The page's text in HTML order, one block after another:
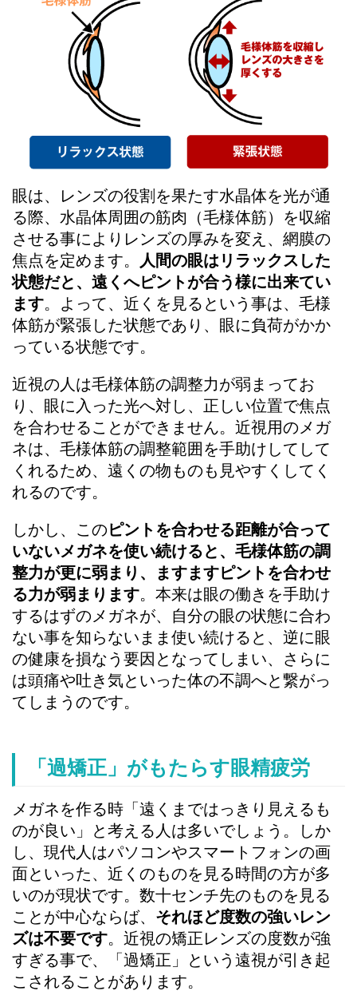
眼は、レンズの役割を果たす水晶体を光が通
る際、水晶体周囲の筋肉（毛様体筋）を収縮
させる事によりレンズの厚みを変え、網膜の
焦点を定めます。
人間の眼はリラックスした
状態だと、遠くへピントが合う様に出来てい
ます。よって、近くを見るという事は、毛様
体筋が緊張した状態であり、眼に負荷がかか
っている状態です。
近視の人は毛様体筋の調整力が弱まってお
り、眼に入った光へ対し、正しい位置で焦点
を合わせることができません。近視用のメガ
ネは、毛様体筋の調整範囲を手助けしてして
くれるため、遠くの物ものも見やすくしてく
れるのです。
しかし、このピントを合わせる距離が合って
いないメガネを使い続けると、毛様体筋の調
整力が更に弱まり、ますますピントを合わせ
る力が弱まります。本来は眼の働きを手助け
するはずのメガネが、自分の眼の状態に合わ
ない事を知らないまま使い続けると、逆に眼
の健康を損なう要因となってしまい、さらに
は頭痛や吐き気といった体の不調へと繋がっ
てしまうのです。
「過矯正」がもたらす眼精疲労
メガネを作る時「遠くまではっきり見えるも
のが良い」と考える人は多いでしょう。しか
し、現代人はパソコンやスマートフォンの画
面といった、近くのものを見る時間の方が多
いのが現状です。数十センチ先のものを見る
ことが中心ならば、 それほど度数の強いレン
ズは不要です。近視の矯正レンズの度数が強
すぎる事で、「過矯正」という遠視が引き起
こされることがあります。